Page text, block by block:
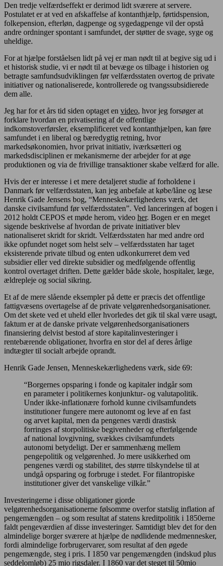
Den tredje velfærdseffekt er derimod lidt sværere at servere.
Postulatet er at ved en afskaffelse af kontanthjælp, førtidspension,
folkepension, efterløn, dagpenge og sygedagpenge vil der opstå
andre ordninger spontant i samfundet, der støtter de svage, syge og
uheldige.
For at hjælpe forståelsen lidt på vej er man nødt til at begive sig ud i
et historisk studie, vi er nødt til at bevæge os tilbage i historien og
betragte samfundsudviklingen før velfærdsstaten overtog de private
initiativer og nationaliserede, kontrollerede og tvangssubsidierede
dem alle.
Jeg har for et års tid siden optaget en video, hvor jeg forsøger at
forklare hvordan en privatisering af de offentlige
indkomstoverførsler, eksemplificeret ved kontanthjælpen, kan føre
samfundet i en liberal og bæredygtig retning, hvor
markedsøkonomien, hvor privat initiativ, iværksætteri og
markedsdisciplinen er mekanismerne der arbejder for at øge
produktionen og via de frivillige transaktioner skabe velfærd for alle.
Hvis der er interesse i et mere detaljeret studie af forholdene i
Danmark før velfærdsstaten, kan jeg anbefale at købe/låne og læse
Henrik Gade Jensens bog, “Menneskekærlighedens værk, det
danske civilsamfund før velfærdsstaten”. Ved lanceringen af bogen i
2012 holdt CEPOS et møde herom, video her. Bogen er en meget
sigende beskrivelse af hvordan de private initiativer blev
nationaliseret skridt for skridt. Velfærdsstaten har med andre ord
ikke opfundet noget som helst selv – velfærdsstaten har taget
eksisterende private tilbud og enten udkonkurreret dem ved
subsidier eller ved direkte subsidier og medfølgende offentlig
kontrol overtaget driften. Dette gælder både skole, hospitaler, læge,
ældrepleje og social sikring.
Et af de mere slående eksempler på dette er præcis det offentlige
fattigvæsens overtagelse af de private velgørenhedsorganisationer.
Om det skete ved et uheld eller hvorledes det gik til skal være usagt,
faktum er at de danske private velgørenhedsorganisationers
finansiering delvist bestod af store kapitalinvesteringer i
rentebærende obligationer, hvorfra en stor del af deres årlige
indtægter til socialt arbejde oprandt.
Henrik Gade Jensen, Menneskekærlighedens værk, side 69:
“Borgernes opsparing i fonde og kapitaler indgår som
en parameter i politikernes konjunktur- og valutapolitik.
Under ikke-inflationære forhold kunne civilsamfundets
institutioner fungere mere autonomt og leve af en fast
og arvet kapital, men da pengenes værdi drastisk
forringes af storpolitiske begivenheder og efterfølgende
af national lovgivning, svækkes civilsamfundets
autonomi betydeligt. Der er sammenhæng mellem
pengepolitik og velgørenhed. Jo mere usikkerhed om
pengenes værdi og stabilitet, des større tilskyndelse til at
undgå opsparing og forbruge i stedet. For filantropiske
institutioner giver det vanskelige vilkår.”
Investeringerne i disse obligationer gjorde
velgørenhedsorganisationerne følsomme overfor statslig inflation af
pengemængden – og som resultat af statens kreditpolitik i 1850erne
faldt pengeværdien af disse investeringer. Samtidigt blev det for den
almindelige borger sværere at hjælpe de nødlidende medmennesker,
fordi almindelige forbrugervarer, som resultat af den øgede
pengemængde, steg i pris. I 1850 var pengemængden (indskud plus
seddelomløb) 25 mio rigsdaler. I 1860 var det steget til 50mio